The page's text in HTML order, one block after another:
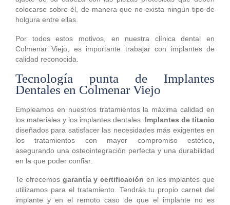
colocarse sobre él, de manera que no exista ningún tipo de
holgura entre ellas.
Por todos estos motivos, en nuestra clínica dental en
Colmenar Viejo, es importante trabajar con implantes de
calidad reconocida.
Tecnología punta de Implantes
Dentales en Colmenar Viejo
Empleamos en nuestros tratamientos la máxima calidad en
los materiales y los implantes dentales. Implantes de titanio
diseñados para satisfacer las necesidades más exigentes en
los tratamientos con mayor compromiso estético,
asegurando una osteointegración perfecta y una durabilidad
en la que poder confiar.
Te ofrecemos garantía y certificación en los implantes que
utilizamos para el tratamiento. Tendrás tu propio carnet del
implante y en el remoto caso de que el implante no es